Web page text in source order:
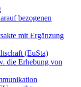
bezogenen
mit Ergänzung
(EuSta)
die Erhebung von